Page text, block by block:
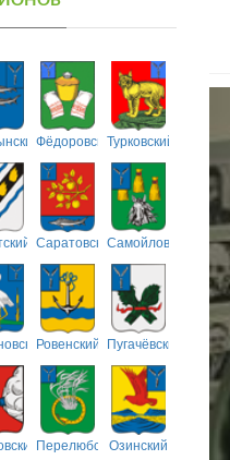
ФёдоровскийТурковский
СаратовскийСамойловский
Ровенский Пугачёвский
ПерелюбскийОзинский